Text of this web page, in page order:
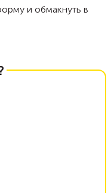
и обмакнуть в